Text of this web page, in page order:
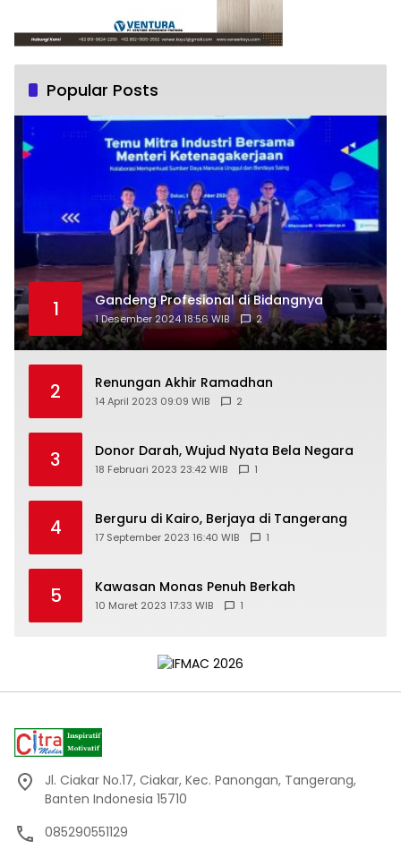
Popular Posts
1 Gandeng Profesional di Bidangnya
1 Desember 2024 18:56 WIB 2
2 Renungan Akhir Ramadhan
14 April 2023 09:09 WIB 2
3 Donor Darah, Wujud Nyata Bela Negara
18 Februari 2023 23:42 WIB 1
4 Berguru di Kairo, Berjaya di Tangerang
17 September 2023 16:40 WIB 1
5 Kawasan Monas Penuh Berkah
10 Maret 2023 17:33 WIB 1
Jl. Ciakar No.17, Ciakar, Kec. Panongan, Tangerang,
Banten Indonesia 15710
085290551129